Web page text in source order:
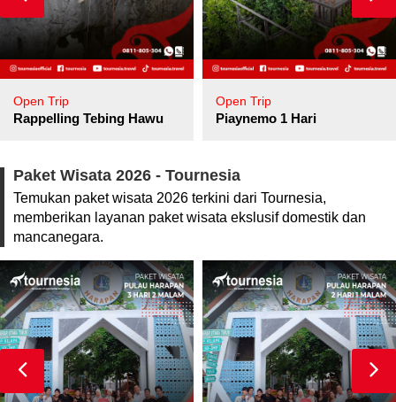
Open Trip
Rappelling Tebing Hawu
Open Trip
Piaynemo 1 Hari
Paket Wisata 2026 - Tournesia
Temukan paket wisata 2026 terkini dari Tournesia,
memberikan layanan paket wisata ekslusif domestik dan
mancanegara.